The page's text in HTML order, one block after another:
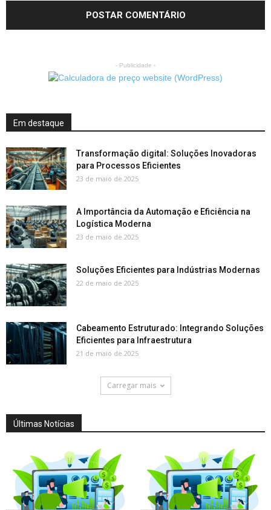
- Publicidade -
Em destaque
Transformação digital: Soluções Inovadoras
para Processos Eficientes
23 de maio de 2025
A Importância da Automação e Eficiência na
Logística Moderna
23 de maio de 2025
Soluções Eficientes para Indústrias Modernas
22 de maio de 2025
Cabeamento Estruturado: Integrando Soluções
Eficientes para Infraestrutura
21 de maio de 2025
Carregar mais
Últimas Notícias